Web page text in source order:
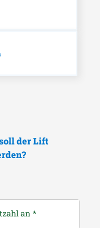
der Lift
an *